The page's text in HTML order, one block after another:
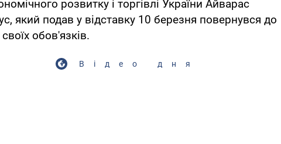
розвитку і торгівлі України Айварас
який подав у відставку 10 березня повернувся до
обов'язків.
Відео дня